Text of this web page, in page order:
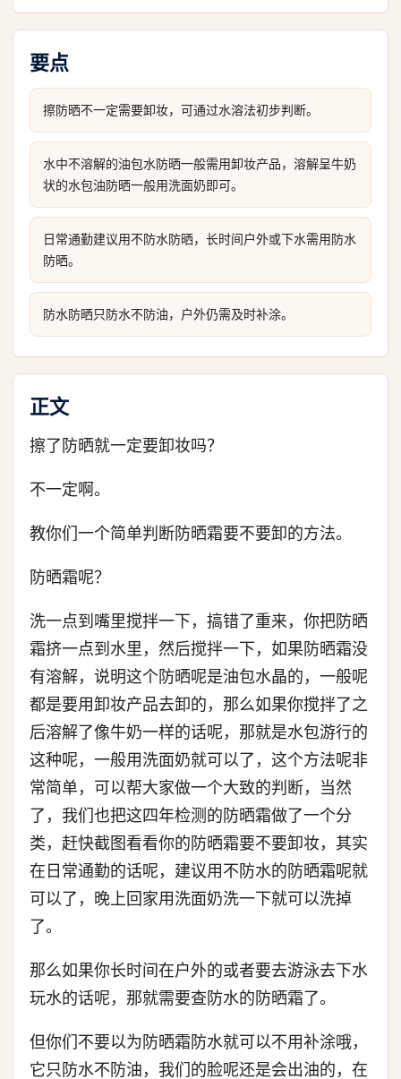
要点
擦防晒不一定需要卸妆，可通过水溶法初步判断。
水中不溶解的油包水防晒一般需用卸妆产品，溶解呈牛奶
状的水包油防晒一般用洗面奶即可。
日常通勤建议用不防水防晒，长时间户外或下水需用防水
防晒。
防水防晒只防水不防油，户外仍需及时补涂。
正文
擦了防晒就一定要卸妆吗？
不一定啊。
教你们一个简单判断防晒霜要不要卸的方法。
防晒霜呢？
洗一点到嘴里搅拌一下，搞错了重来，你把防晒
霜挤一点到水里，然后搅拌一下，如果防晒霜没
有溶解，说明这个防晒呢是油包水晶的，一般呢
都是要用卸妆产品去卸的，那么如果你搅拌了之
后溶解了像牛奶一样的话呢，那就是水包游行的
这种呢，一般用洗面奶就可以了，这个方法呢非
常简单，可以帮大家做一个大致的判断，当然
了，我们也把这四年检测的防晒霜做了一个分
类，赶快截图看看你的防晒霜要不要卸妆，其实
在日常通勤的话呢，建议用不防水的防晒霜呢就
可以了，晚上回家用洗面奶洗一下就可以洗掉
了。
那么如果你长时间在户外的或者要去游泳去下水
玩水的话呢，那就需要查防水的防晒霜了。
但你们不要以为防晒霜防水就可以不用补涂哦，
它只防水不防油，我们的脸呢还是会出油的，在